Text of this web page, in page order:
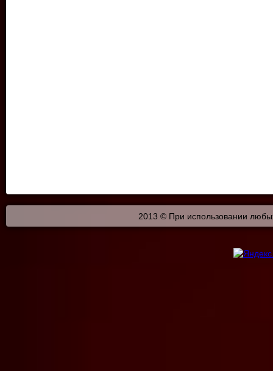
2013 © При использовании